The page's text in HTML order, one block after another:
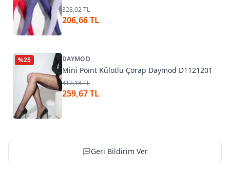
328,02 TL
206,66 TL
%25 DAYMOD
Mini Poınt Külotlu Çorap Daymod D1121201
412,18 TL
259,67 TL
Geri Bildirim Ver